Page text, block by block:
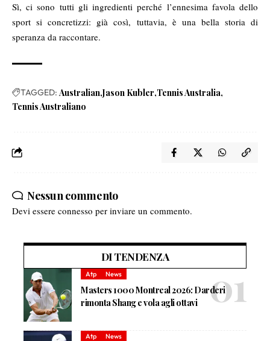
Sì, ci sono tutti gli ingredienti perché l’ennesima favola dello
sport si concretizzi: già così, tuttavia, è una bella storia di
speranza da raccontare.
TAGGED: Australian Jason Kubler Tennis Australia
Tennis Australiano
Nessun commento
Devi essere connesso per inviare un commento.
DI TENDENZA
Atp News
Masters 1000 Montreal 2026: Darderi
rimonta Shang e vola agli ottavi
Atp News